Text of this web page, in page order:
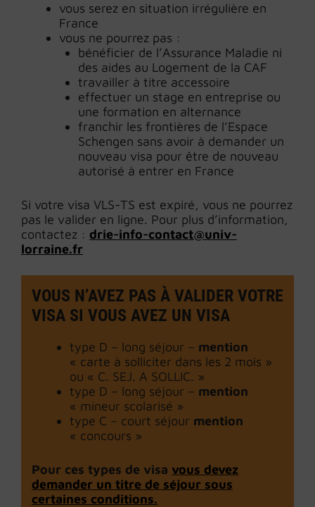
vous serez en situation irrégulière en
France
vous ne pourrez pas :
bénéficier de l’Assurance Maladie ni
des aides au Logement de la CAF
travailler à titre accessoire
effectuer un stage en entreprise ou
une formation en alternance
franchir les frontières de l’Espace
Schengen sans avoir à demander un
nouveau visa pour être de nouveau
autorisé à entrer en France
Si votre visa VLS-TS est expiré, vous ne pourrez
pas le valider en ligne. Pour plus d’information,
contactez : drie-info-contact@univ-
lorraine.fr
VOUS N’AVEZ PAS À VALIDER VOTRE
VISA SI VOUS AVEZ UN VISA
type D – long séjour – mention
« carte à solliciter dans les 2 mois »
ou « C. SEJ. A SOLLIC. »
type D – long séjour – mention
« mineur scolarisé »
type C – court séjour mention
« concours »
Pour ces types de visa vous devez
demander un titre de séjour sous
certaines conditions.